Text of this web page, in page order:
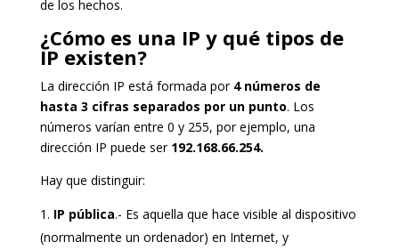
de los hechos.
¿Cómo es una IP y qué tipos de
IP existen?
La dirección IP está formada por 4 números de
hasta 3 cifras separados por un punto. Los
números varían entre 0 y 255, por ejemplo, una
dirección IP puede ser 192.168.66.254.
Hay que distinguir:
IP pública.- Es aquella que hace visible al dispositivo
(normalmente un ordenador) en Internet, y